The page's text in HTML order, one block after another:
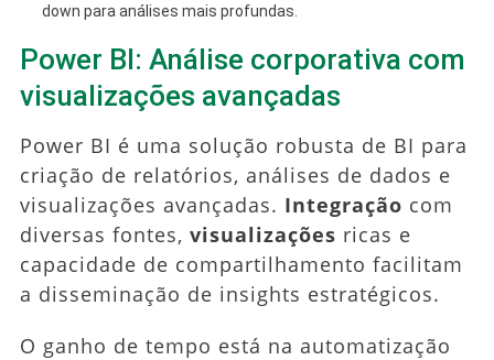
down para análises mais profundas.
Power BI: Análise corporativa com
visualizações avançadas
Power BI é uma solução robusta de BI para
criação de relatórios, análises de dados e
visualizações avançadas. Integração com
diversas fontes, visualizações ricas e
capacidade de compartilhamento facilitam
a disseminação de insights estratégicos.
O ganho de tempo está na automatização